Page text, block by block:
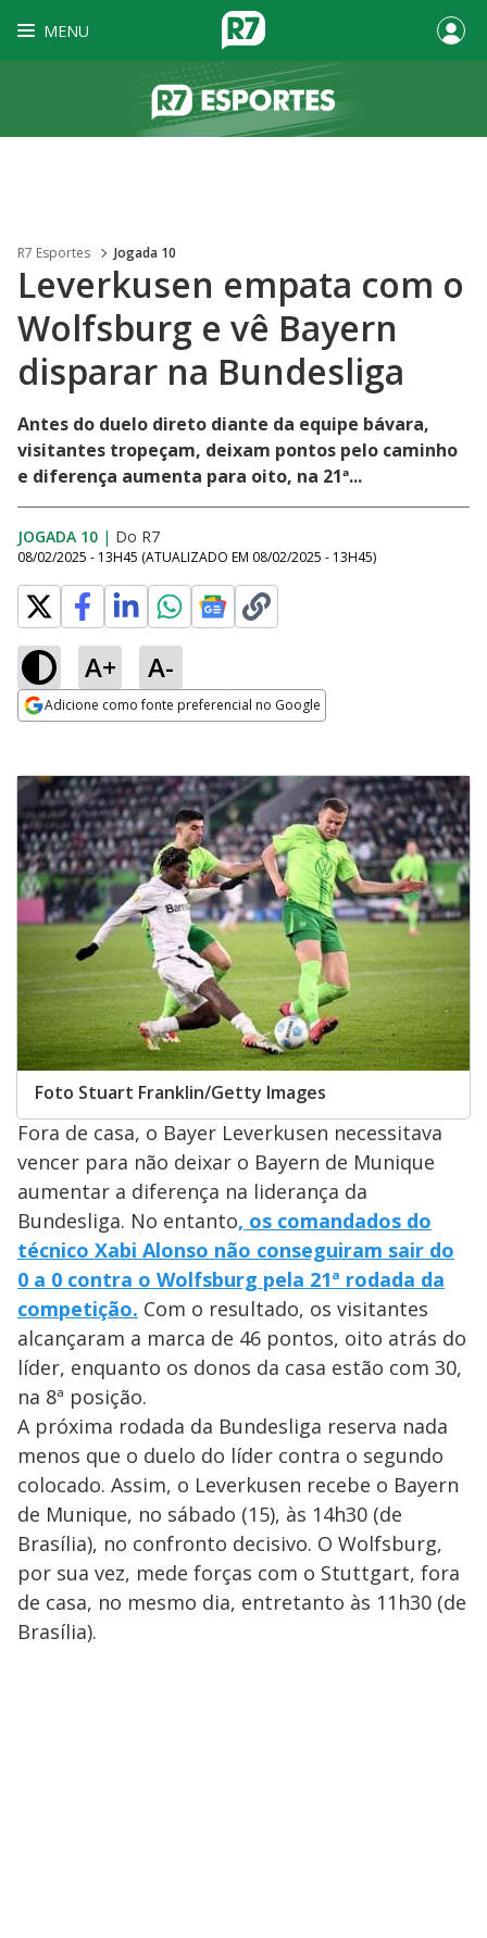
MENU
R7 Esportes Jogada 10
Leverkusen empata com o
Wolfsburg e vê Bayern
disparar na Bundesliga
Antes do duelo direto diante da equipe bávara,
visitantes tropeçam, deixam pontos pelo caminho
e diferença aumenta para oito, na 21ª...
JOGADA 10 | Do R7
08/02/2025 - 13H45 (ATUALIZADO EM 08/02/2025 - 13H45)
A+ A-
Adicione como fonte preferencial no Google
Foto Stuart Franklin/Getty Images
Fora de casa, o Bayer Leverkusen necessitava
vencer para não deixar o Bayern de Munique
aumentar a diferença na liderança da
Bundesliga. No entanto, os comandados do
técnico Xabi Alonso não conseguiram sair do
0 a 0 contra o Wolfsburg pela 21ª rodada da
competição. Com o resultado, os visitantes
alcançaram a marca de 46 pontos, oito atrás do
líder, enquanto os donos da casa estão com 30,
na 8ª posição.
A próxima rodada da Bundesliga reserva nada
menos que o duelo do líder contra o segundo
colocado. Assim, o Leverkusen recebe o Bayern
de Munique, no sábado (15), às 14h30 (de
Brasília), no confronto decisivo. O Wolfsburg,
por sua vez, mede forças com o Stuttgart, fora
de casa, no mesmo dia, entretanto às 11h30 (de
Brasília).